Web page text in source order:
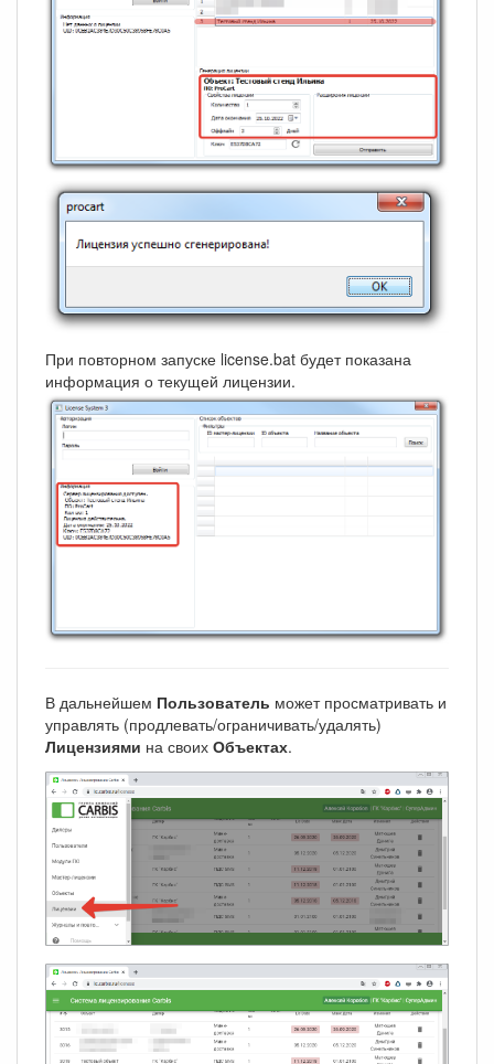
При повторном запуске license.bat будет показана
информация о текущей лицензии.
В дальнейшем Пользователь может просматривать и
управлять (продлевать/ограничивать/удалять)
Лицензиями на своих Объектах.